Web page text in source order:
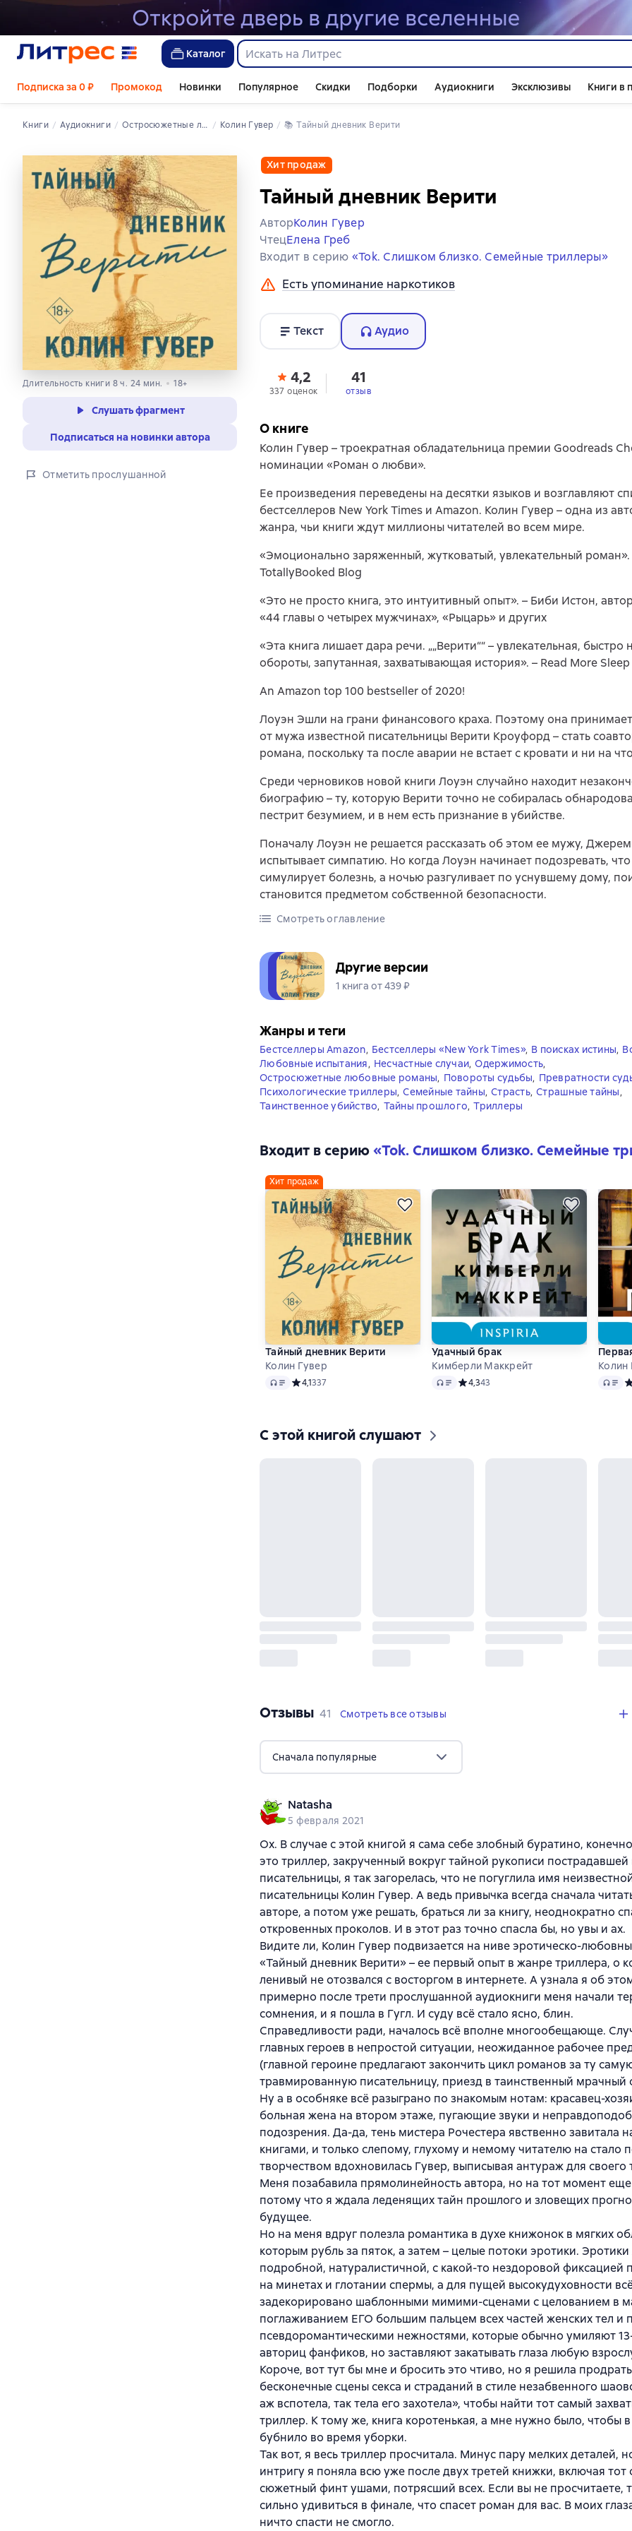
Каталог
Подписка за 0 ₽ Промокод Новинки Популярное Скидки Подборки Аудиокниги Эксклюзивы Книги в
Книги Аудиокниги остросюжетные любовные романы Колин Гувер 📚 Тайный дневник Верити
Длительность книги 8 ч. 24 мин. 18+
Слушать фрагмент
Подписаться на новинки автора
Отметить прослушанной
Хит продаж
Тайный дневник Верити
АвторКолин Гувер
ЧтецЕлена Греб
Входит в серию «Tok. Слишком близко. Семейные триллеры»
Есть упоминание наркотиков
Текст Аудио
4,2
337 оценок
41
отзыв
О книге
Колин Гувер – троекратная обладательница премии Goodreads
номинации «Роман о любви».
Ее произведения переведены на десятки языков и возглавляют
бестселлеров New York Times и Amazon. Колин Гувер – одна из
жанра, чьи книги ждут миллионы читателей во всем мире.
«Эмоционально заряженный, жутковатый, увлекательный роман».
TotallyBooked Blog
«Это не просто книга, это интуитивный опыт». – Биби Истон,
«44 главы о четырех мужчинах», «Рыцарь» и других
«Эта книга лишает дара речи. „„Верити““ – увлекательная,
обороты, запутанная, захватывающая история». – Read More
An Amazon top 100 bestseller of 2020!
Лоуэн Эшли на грани финансового краха. Поэтому она
от мужа известной писательницы Верити Кроуфорд – стать
романа, поскольку та после аварии не встает с кровати и ни на
Среди черновиков новой книги Лоуэн случайно находит
биографию – ту, которую Верити точно не собиралась
пестрит безумием, и в нем есть признание в убийстве.
Поначалу Лоуэн не решается рассказать об этом ее мужу,
испытывает симпатию. Но когда Лоуэн начинает подозревать,
симулирует болезнь, а ночью разгуливает по уснувшему дому,
становится предметом собственной безопасности.
Смотреть оглавление
Другие версии
1 книга от 439 ₽
Жанры и теги
Бестселлеры Amazon, Бестселлеры «New York Times», В поисках истины,
Любовные испытания, Несчастные случаи, Одержимость,
Остросюжетные любовные романы, Повороты судьбы, Превратности
Психологические триллеры, Семейные тайны, Страсть, Страшные тайны,
Таинственное убийство, Тайны прошлого, Триллеры
Входит в серию«Tok. Слишком близко. Семейные
Хит продаж
Тайный дневник Верити
Колин Гувер
Аудио Средний рейтинг 4,1 на основе 337 оценок
4,1337
Удачный брак
Кимберли Маккрейт
Аудио Средний рейтинг 4,3 на основе 43 оценок
4,343
Колин
Аудио
С этой книгой слушают
Отзывы 41 отзыв
41 Смотреть все отзывы
Сначала популярные
Natasha
5 февраля 2021
Ох. В случае с этой книгой я сама себе злобный буратино,
это триллер, закрученный вокруг тайной рукописи пострадавшей
писательницы, я так загорелась, что не погуглила имя
писательницы Колин Гувер. А ведь привычка всегда сначала
авторе, а потом уже решать, браться ли за книгу, неоднократно
откровенных проколов. И в этот раз точно спасла бы, но увы и ах.
Видите ли, Колин Гувер подвизается на ниве эротическо-
«Тайный дневник Верити» – ее первый опыт в жанре триллера, о
ленивый не отозвался с восторгом в интернете. А узнала я об
примерно после трети прослушанной аудиокниги меня начали
сомнения, и я пошла в Гугл. И суду всё стало ясно, блин.
Справедливости ради, началось всё вполне многообещающе.
главных героев в непростой ситуации, неожиданное рабочее
(главной героине предлагают закончить цикл романов за ту
травмированную писательницу, приезд в таинственный мрачный
Ну а в особняке всё разыграно по знакомым нотам: красавец-
больная жена на втором этаже, пугающие звуки и
подозрения. Да-да, тень мистера Рочестера явственно завитала
книгами, и только слепому, глухому и немому читателю на стало
творчеством вдохновилась Гувер, выписывая антураж для своего
Меня позабавила прямолинейность автора, но на тот момент еще
потому что я ждала леденящих тайн прошлого и зловещих
будущее.
Но на меня вдруг полезла романтика в духе книжонок в мягких
которым рубль за пяток, а затем – целые потоки эротики.
подробной, натуралистичной, с какой-то нездоровой фиксацией
на минетах и глотании спермы, а для пущей высокудуховности
задекорировано шаблонными мимими-сценами с целованием в
поглаживанием ЕГО большим пальцем всех частей женских тел и
псевдоромантическими нежностями, которые обычно умиляют
авториц фанфиков, но заставляют закатывать глаза любую
Короче, вот тут бы мне и бросить это чтиво, но я решила
бесконечные сцены секса и страданий в стиле незабвенного
аж вспотела, так тела его захотела», чтобы найти тот самый
триллер. К тому же, книга коротенькая, а мне нужно было, чтобы
бубнило во время уборки.
Так вот, я весь триллер просчитала. Минус пару мелких деталей,
интригу я поняла всю уже после двух третей книжки, включая тот
сюжетный финт ушами, потрясший всех. Если вы не просчитаете,
сильно удивиться в финале, что спасет роман для вас. В моих
ничто спасти не смогло.